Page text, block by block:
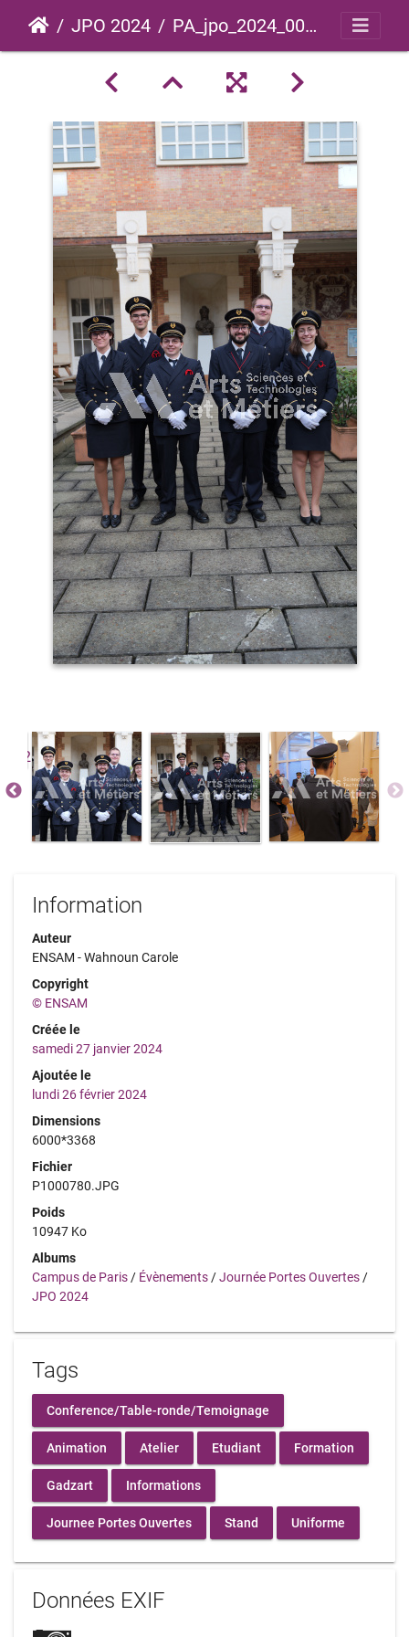
JPO 2024 PA_jpo_2024_0074
Information
Auteur
ENSAM - Wahnoun Carole
Copyright
© ENSAM
Créée le
samedi 27 janvier 2024
Ajoutée le
lundi 26 février 2024
Dimensions
6000*3368
Fichier
P1000780.JPG
Poids
10947 Ko
Albums
Campus de Paris / Évènements /Journée Portes Ouvertes /
JPO 2024
Tags
Conference/Table-ronde/Temoignage
Animation Atelier Etudiant Formation
Gadzart Informations
Journee Portes Ouvertes Stand Uniforme
Données EXIF